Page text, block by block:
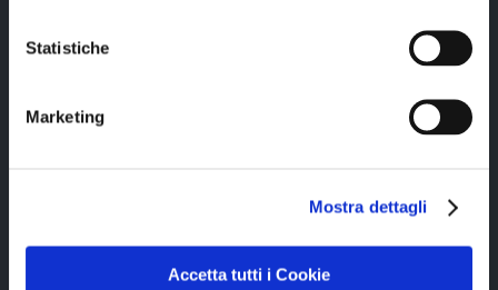
Statistiche
Marketing
Mostra dettagli
Accetta tutti i Cookie